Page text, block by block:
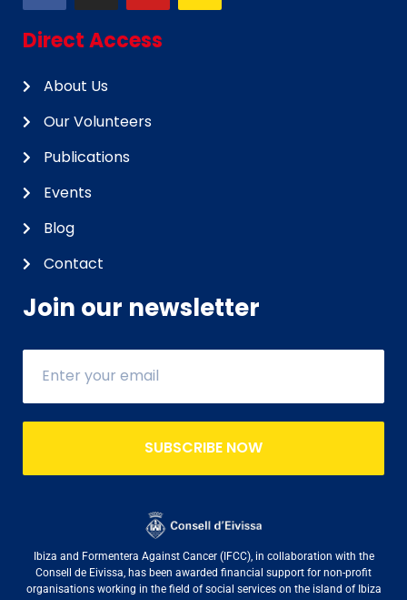
Direct Access
About Us
Our Volunteers
Publications
Events
Blog
Contact
Join our newsletter
SUBSCRIBE NOW
Ibiza and Formentera Against Cancer (IFCC), in collaboration with the
Consell de Eivissa, has been awarded financial support for non-profit
organisations working in the field of social services on the island of Ibiza